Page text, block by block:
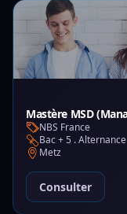
Mastère MSD
NBS France
Bac + 5 . Alternance
Metz
Consulter